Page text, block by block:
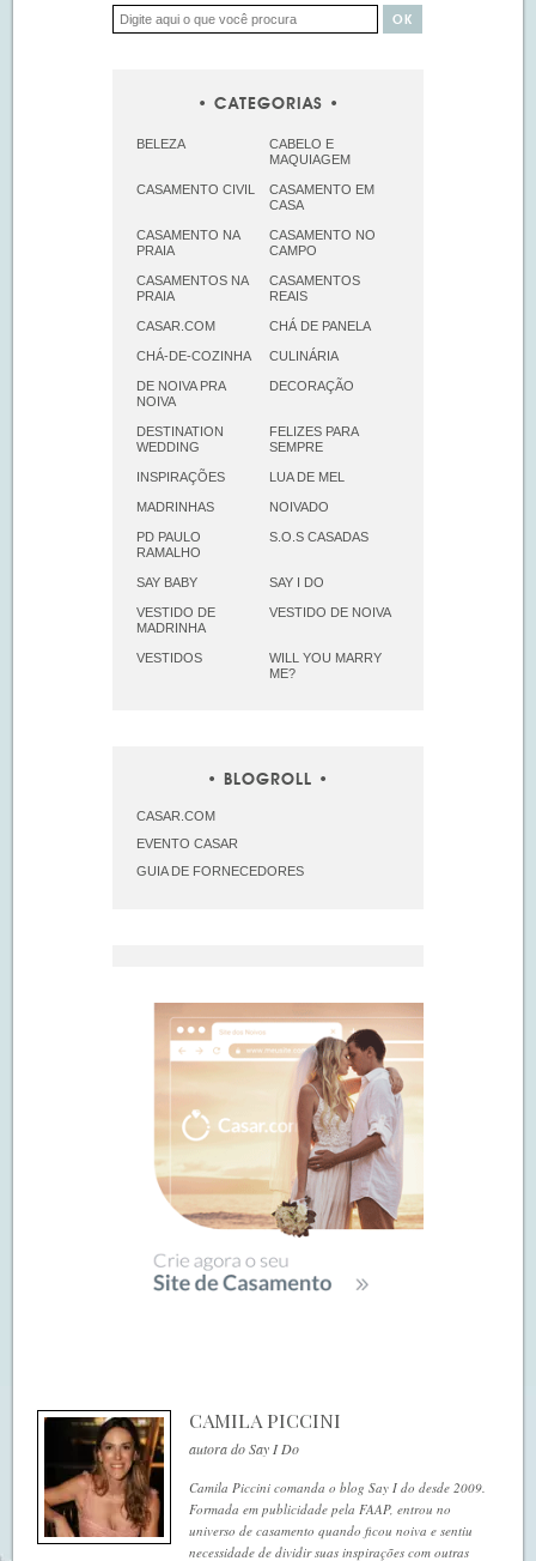
CATEGORIAS
BELEZA
CABELO E
MAQUIAGEM
CASAMENTO CIVIL
CASAMENTO EM
CASA
CASAMENTO NA
PRAIA
CASAMENTO NO
CAMPO
CASAMENTOS NA
PRAIA
CASAMENTOS
REAIS
CASAR.COM CHÁ DE PANELA
CHÁ-DE-COZINHA CULINÁRIA
DE NOIVA PRA
NOIVA
DECORAÇÃO
DESTINATION
WEDDING
FELIZES PARA
SEMPRE
INSPIRAÇÕES LUA DE MEL
MADRINHAS NOIVADO
PD PAULO
RAMALHO
S.O.S CASADAS
SAY BABY SAY I DO
VESTIDO DE
MADRINHA
VESTIDO DE NOIVA
VESTIDOS
WILL YOU MARRY
ME?
BLOGROLL
CASAR.COM
EVENTO CASAR
GUIA DE FORNECEDORES
CAMILA PICCINI
autora do Say I Do
Camila Piccini comanda o blog Say I do desde 2009.
Formada em publicidade pela FAAP, entrou no
universo de casamento quando ficou noiva e sentiu
necessidade de dividir suas inspirações com outras